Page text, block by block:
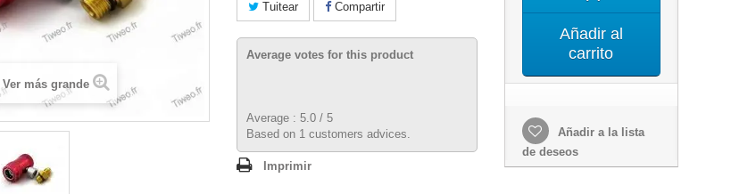
Ver más grande
Tuitear Compartir
Average votes for this product
Average : 5.0 / 5
Based on 1 customers advices.
Imprimir
Añadir al
carrito
Añadir a la lista
de deseos